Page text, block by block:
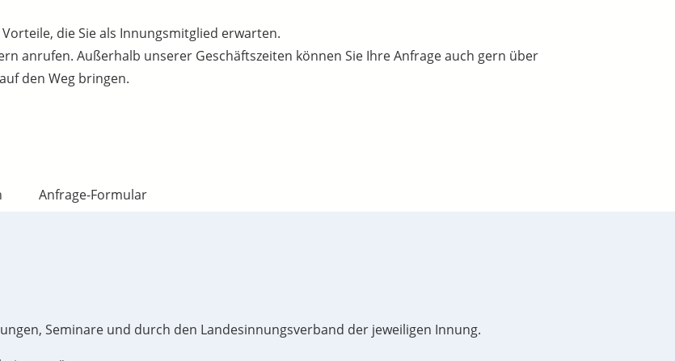
die Sie als Innungsmitglied erwarten.
anrufen. Außerhalb unserer Geschäftszeiten können Sie Ihre Anfrage auch gern über
den Weg bringen.
Anfrage-Formular
Seminare und durch den Landesinnungsverband der jeweiligen Innung.